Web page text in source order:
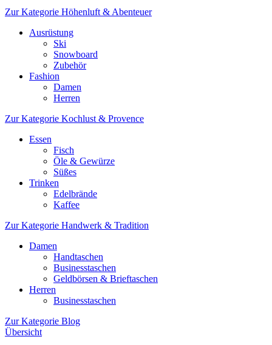
Zur Kategorie Höhenluft & Abenteuer
Ausrüstung
Ski
Snowboard
Zubehör
Fashion
Damen
Herren
Zur Kategorie Kochlust & Provence
Essen
Fisch
Öle & Gewürze
Süßes
Trinken
Edelbrände
Kaffee
Zur Kategorie Handwerk & Tradition
Damen
Handtaschen
Businesstaschen
Geldbörsen & Brieftaschen
Herren
Businesstaschen
Zur Kategorie Blog
Übersicht